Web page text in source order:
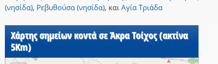
(νησίδα), Ρεβυθούσα (νησίδα), και Αγία Τριάδα
Χάρτης σημείων κοντά σε Άκρα Τοίχος (ακτίνα
5Km)